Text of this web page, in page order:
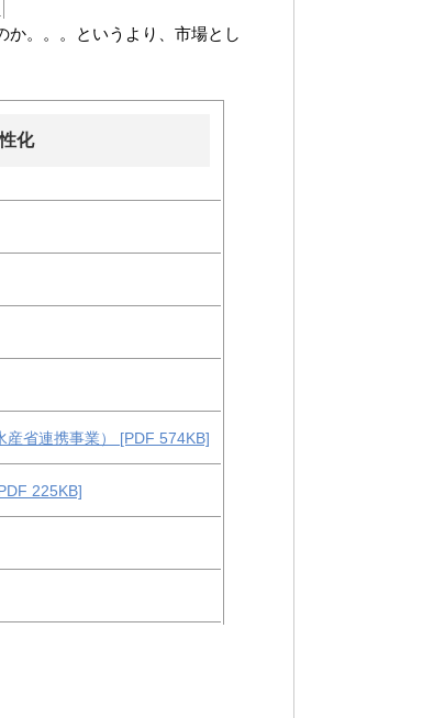
か。。。というより、市場とし
化
産省連携事業） [PDF 574KB]
225KB]